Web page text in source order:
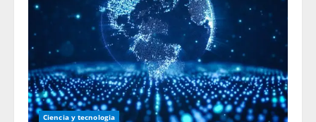
Ciencia y tecnologia